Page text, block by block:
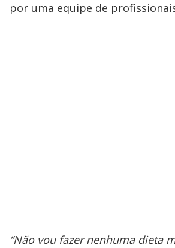
por uma equipe de
“Não vou fazer nenhuma dieta